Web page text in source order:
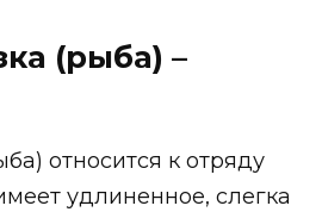
(рыба) –
относится к отряду
удлиненное, слегка